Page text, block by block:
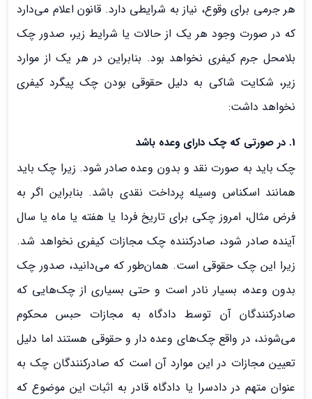
هر جرمی برای وقوع، نیاز به شرایطی دارد. قانون اعلام می‌دارد
که در صورت وجود هر یک از حالات یا شرایط زیر، صدور چک
بلامحل جرم كيفري نخواهد بود. بنابراین در هر یک از موارد
زیر، شکایت شاکی به دلیل حقوقی بودن چک پيگرد كيفري
نخواهد داشت:
1. در صورتی که چک دارای وعده باشد
چک باید به صورت نقد و بدون وعده صادر شود. زیرا چک باید
همانند اسکناس وسیله پرداخت نقدی باشد. بنابراین اگر به
فرض مثال، امروز چکی برای تاریخ فردا یا هفته یا ماه یا سال
آینده صادر شود، صادرکننده چك مجازات كيفري نخواهد شد.
زیرا این چک حقوقی است. همان‌طور که می‌دانید، صدور چک
بدون وعده، بسیار نادر است و حتی بسیاری از چک‌هایی که
صادرکنندگان آن توسط دادگاه به مجازات حبس محکوم
می‌شوند، در واقع چک‌های وعده دار و حقوقی هستند اما دلیل
تعیین مجازات در این موارد آن است که صادرکنندگان چک به
عنوان متهم در دادسرا یا دادگاه قادر به اثبات این موضوع که